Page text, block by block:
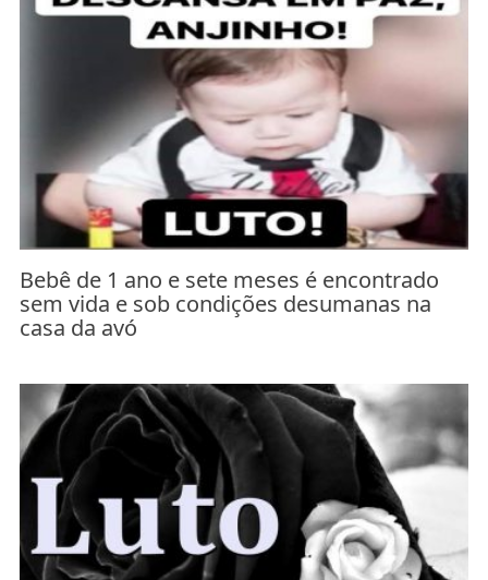
Bebê de 1 ano e sete meses é encontrado
sem vida e sob condições desumanas na
casa da avó